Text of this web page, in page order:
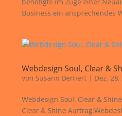
Business ein ansprechendes
Webdesign Soul, Clear &
von Susann Bernert| Dez. 28,
Webdesign Soul, Clear &
Clear & Shine